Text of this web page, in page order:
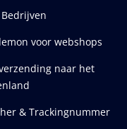
voor webshops
naar het
& Trackingnummer